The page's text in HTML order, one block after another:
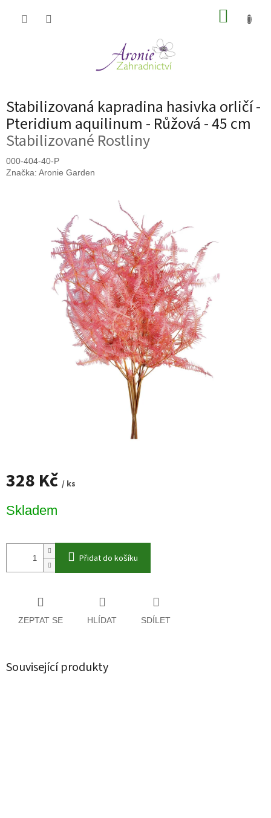
Stabilizovaná kapradina hasivka orličí -
Pteridium aquilinum - Růžová - 45 cm
Stabilizované Rostliny
000-404-40-P
Značka: Aronie Garden
328 Kč / ks
cena:
Skladem
Přidat do košíku
ZEPTAT SE HLÍDAT SDÍLET
Související produkty